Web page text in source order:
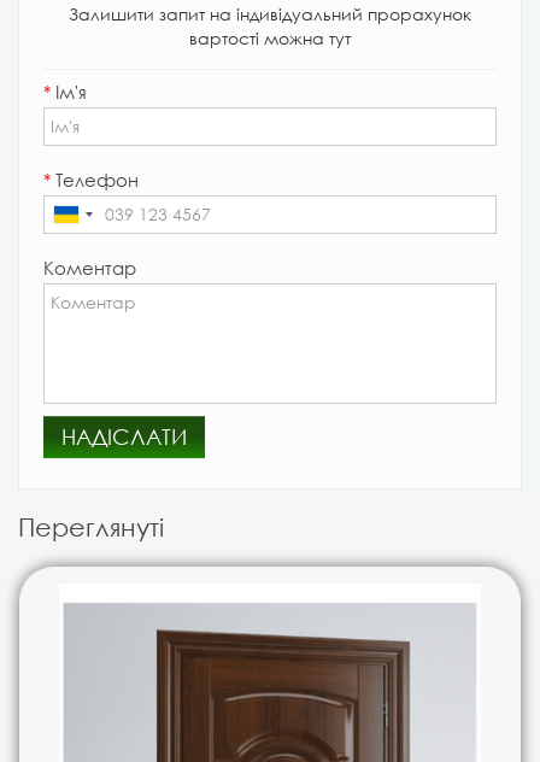
Залишити запит на індивідуальний прорахунок
вартості можна тут
* Ім'я
* Телефон
Коментар
НАДІСЛАТИ
Переглянуті